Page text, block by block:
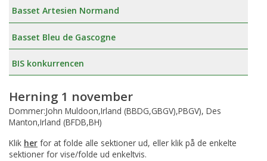
Basset Artesien Normand
Basset Bleu de Gascogne
BIS konkurrencen
Herning 1 november
Dommer:John Muldoon,Irland (BBDG,GBGV),PBGV), Des
Manton,Irland (BFDB,BH)
Klik her for at folde alle sektioner ud, eller klik på de enkelte
sektioner for vise/folde ud enkeltvis.